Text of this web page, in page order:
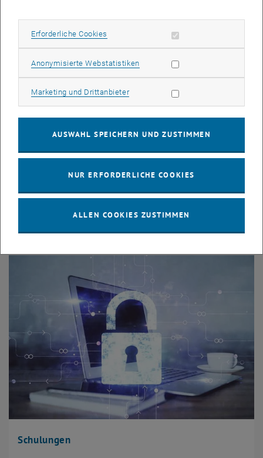
IT Security Services
Schulungen
Erforderliche Cookies Erforderliche Cookies zulassen
Anonymisierte WebstatistikenStatistik Cookies zulassen
Marketing und DrittanbieterMarketing Cookies zulassen
AUSWAHL SPEICHERN UND ZUSTIMMEN
NUR ERFORDERLICHE COOKIES
ALLEN COOKIES ZUSTIMMEN